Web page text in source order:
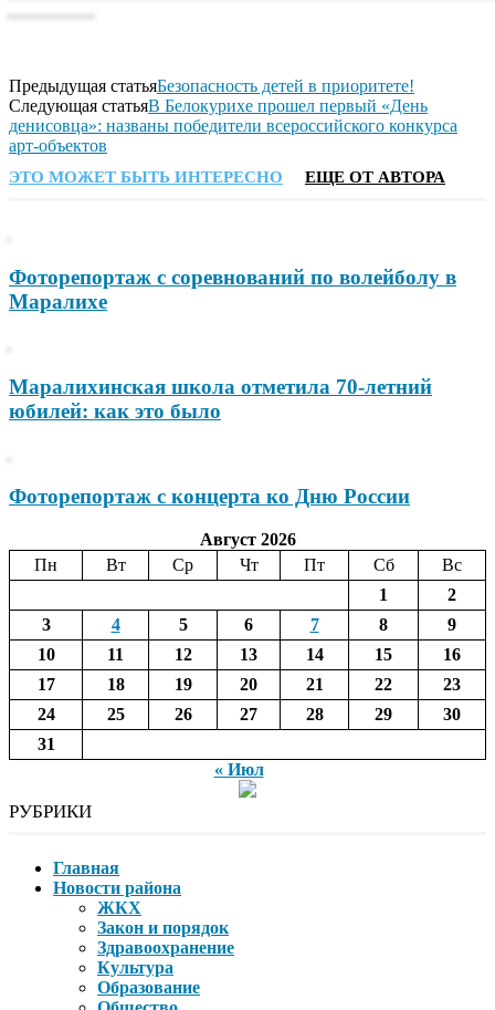
Предыдущая статьяБезопасность детей в приоритете!
Следующая статьяВ Белокурихе прошел первый «День
денисовца»: названы победители всероссийского конкурса
арт-объектов
ЭТО МОЖЕТ БЫТЬ ИНТЕРЕСНО ЕЩЕ ОТ АВТОРА
Фоторепортаж с соревнований по волейболу в
Маралихе
Маралихинская школа отметила 70-летний
юбилей: как это было
Фоторепортаж с концерта ко Дню России
Август 2026
Пн
Вт Ср Чт Пт Сб
Вс
1
2
3
4 5 6 7 8
9
10
11 12 13 14 15
16
17
18 19 20 21 22
23
24
25 26 27 28 29
30
31
« Июл
РУБРИКИ
Главная
Новости района
ЖКХ
Закон и порядок
Здравоохранение
Культура
Образование